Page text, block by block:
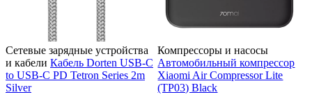
Сетевые зарядные устройства
и кабели Кабель Dorten USB-C
to USB-C PD Tetron Series 2m
Silver
Компрессоры и насосы
Автомобильный компрессор
Xiaomi Air Compressor Lite
(TP03) Black